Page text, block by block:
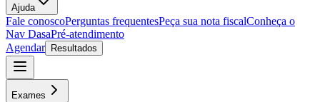
Ajuda
Fale conoscoPerguntas frequentesPeça sua nota fiscalConheça o
Nav DasaPré-atendimento
Agendar
Resultados
Exames